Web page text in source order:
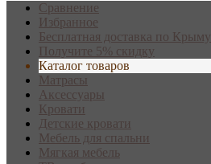
Сравнение
Избранное
Бесплатная доставка по Крыму
Получите 5% скидку
Каталог товаров
Матрасы
Аксессуары
Кровати
Детские кровати
Мебель для спальни
Мягкая мебель